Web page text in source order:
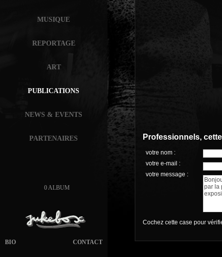
MUSIQUE
REPORTAGE
ART
PUBLICATIONS
NEWS & EVENTS
PARTENAIRES
0 ALBUM
CONTACT
BIO
Professionnels,
votre nom :
votre e-mail :
votre message :
Cochez cette case pour